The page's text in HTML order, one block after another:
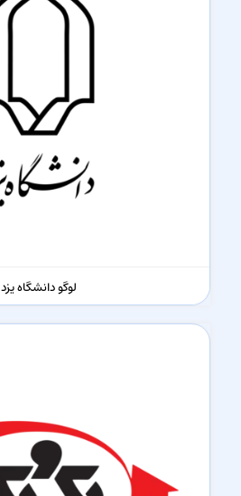
لوگو دانشگاه یزد